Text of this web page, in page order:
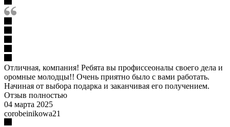
Отличная, компания! Ребята вы профиссеоналы своего дела и
оромные молодцы!! Очень приятно было с вами работать.
Начиная от выбора подарка и заканчивая его получением.
Отзыв полностью
04 марта 2025
corobeinikowa21